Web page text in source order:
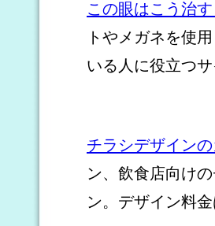
この眼はこう治
トやメガネを使
いる人に役立つサ
チラシデザイン
ン、飲食店向け
ン。デザイン料